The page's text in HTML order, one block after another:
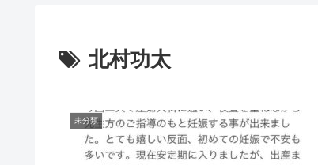
北村功太
未分類